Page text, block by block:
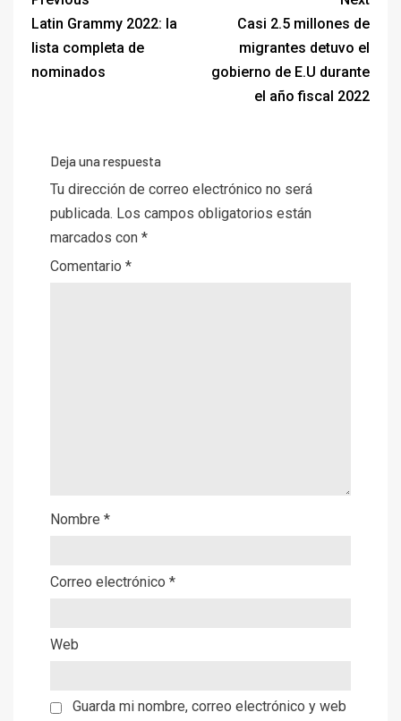
Latin Grammy 2022: la
lista completa de
nominados
Casi 2.5 millones de
migrantes detuvo el
gobierno de E.U durante
el año fiscal 2022
Deja una respuesta
Tu dirección de correo electrónico no será
publicada. Los campos obligatorios están
marcados con *
Comentario *
Nombre *
Correo electrónico *
Web
Guarda mi nombre, correo electrónico y web